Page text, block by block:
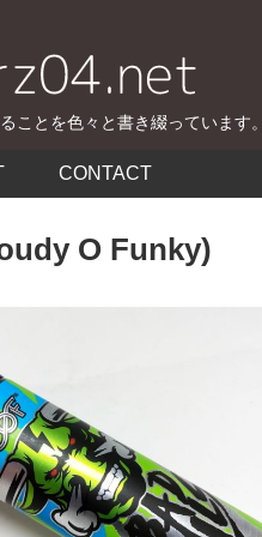
ことを色々と書き綴っています
CONTACT
O Funky)